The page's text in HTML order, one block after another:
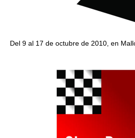
Del 9 al 17 de octubre de 2010, en